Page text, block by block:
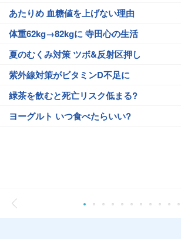
あたりめ 血糖値を上げない理由
体重62kg→82kgに 寺田心の生活
夏のむくみ対策 ツボ&反射区押し
紫外線対策がビタミンD不足に
緑茶を飲むと死亡リスク低まる?
ヨーグルト いつ食べたらいい?